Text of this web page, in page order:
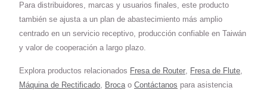
Para distribuidores, marcas y usuarios finales, este producto
también se ajusta a un plan de abastecimiento más amplio
centrado en un servicio receptivo, producción confiable en Taiwán
y valor de cooperación a largo plazo.
Explora productos relacionados Fresa de Router, Fresa de Flute,
Máquina de Rectificado, Brocao Contáctanos para asistencia